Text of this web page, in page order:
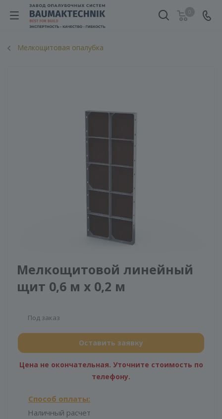
Мелкощитовая опалубка
Мелкощитовой линейный
щит 0,6 м х 0,2 м
Под заказ
Оставить заявку
Цена не окончательная. Уточните стоимость по
телефону.
Способ оплаты:
Наличный расчет